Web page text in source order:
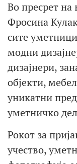
Во пресрет на
Фросина
сите
модни
дизајнери,
објекти,
уникатни
уметничко
Рокот за
учество,